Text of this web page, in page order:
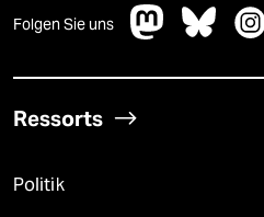
Folgen Sie uns
Ressorts
Politik